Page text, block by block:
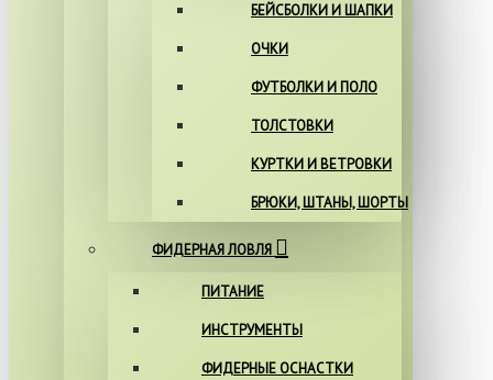
БЕЙСБОЛКИ И ШАПКИ
ОЧКИ
ФУТБОЛКИ И ПОЛО
ТОЛСТОВКИ
КУРТКИ И ВЕТРОВКИ
БРЮКИ, ШТАНЫ, ШОРТЫ
ФИДЕРНАЯ ЛОВЛЯ
ПИТАНИЕ
ИНСТРУМЕНТЫ
ФИДЕРНЫЕ ОСНАСТКИ